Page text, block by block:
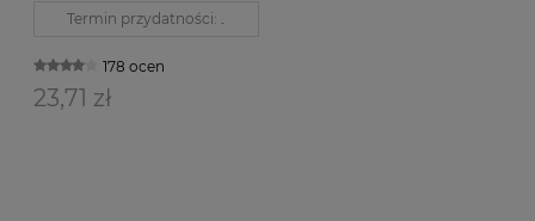
Termin przydatności:
178 ocen
23,71 zł